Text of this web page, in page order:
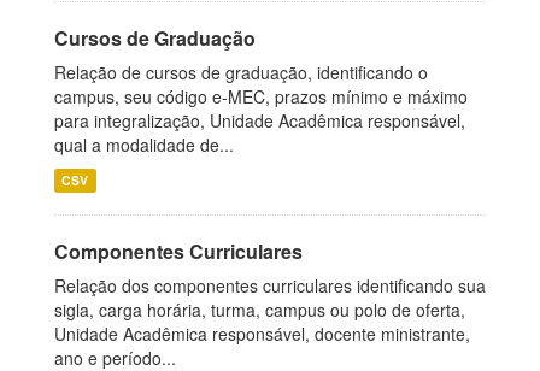
Cursos de Graduação
Relação de cursos de graduação, identificando o
campus, seu código e-MEC, prazos mínimo e máximo
para integralização, Unidade Acadêmica responsável,
qual a modalidade de...
CSV
Componentes Curriculares
Relação dos componentes curriculares identificando sua
sigla, carga horária, turma, campus ou polo de oferta,
Unidade Acadêmica responsável, docente ministrante,
ano e período...